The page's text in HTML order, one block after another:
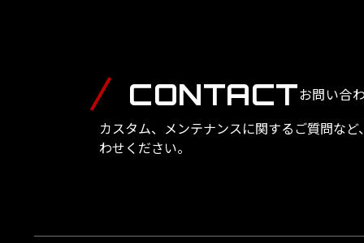
CONTACTお問い合
カスタム、メンテナンスに関するご質問な
わせください。